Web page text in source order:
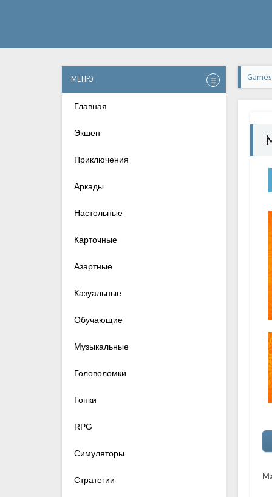
МЕНЮ
Главная
Экшен
Приключения
Аркады
Настольные
Карточные
Азартные
Казуальные
Обучающие
Музыкальные
Головоломки
Гонки
RPG
Симуляторы
Стратегии